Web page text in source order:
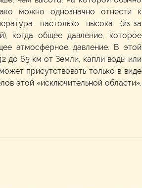
можно однозначно отнести к
настолько высока (из-за
когда общее давление, которое
атмосферное давление. В этой
до 65 км от Земли, капли воды или
присутствовать только в виде
этой «исключительной области».